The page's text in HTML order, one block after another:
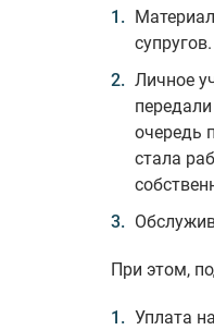
супругов.
Личное
очередь
стала
При этом,
Уплата